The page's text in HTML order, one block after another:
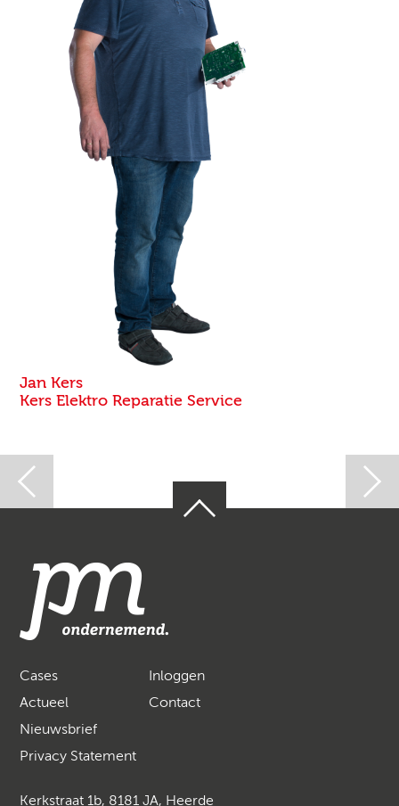
Jan Kers
Kers Elektro Reparatie Service
Cases
Actueel
Nieuwsbrief
Privacy Statement
Inloggen
Contact
Kerkstraat 1b, 8181 JA, Heerde